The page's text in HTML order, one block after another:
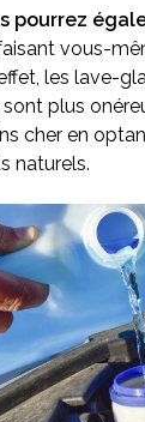
pourrez
vous-
les lave-
plus
cher en
naturels.